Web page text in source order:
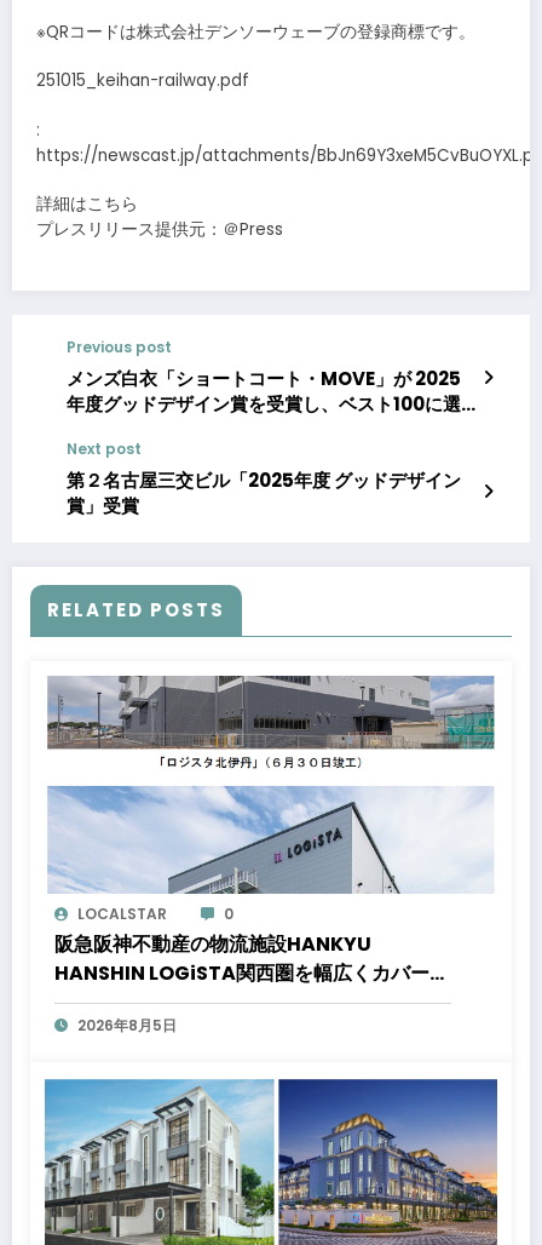
※QRコードは株式会社デンソーウェーブの登録商標です。
251015_keihan-railway.pdf
:
https://newscast.jp/attachments/
詳細はこちら
プレスリリース提供元：＠Press
Previous post
メンズ白衣「ショートコート・MOVE」が 2025
年度グッドデザイン賞を受賞し、ベスト100に選
Next post
第２名古屋三交ビル「2025年度 グッドデザイン
賞」受賞
RELATED POSTS
LOCALSTAR 0
阪急阪神不動産の物流施設HANKYU
HANSHIN LOGiSTA関西圏を幅広くカバーで
きる好立地に新たな物流施設が誕生「ロジス
タ北伊丹」と「ロジスタ京都伏見」が竣工し
2026年8月5日